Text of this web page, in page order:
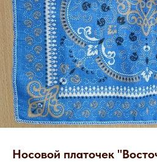
Носовой платочек